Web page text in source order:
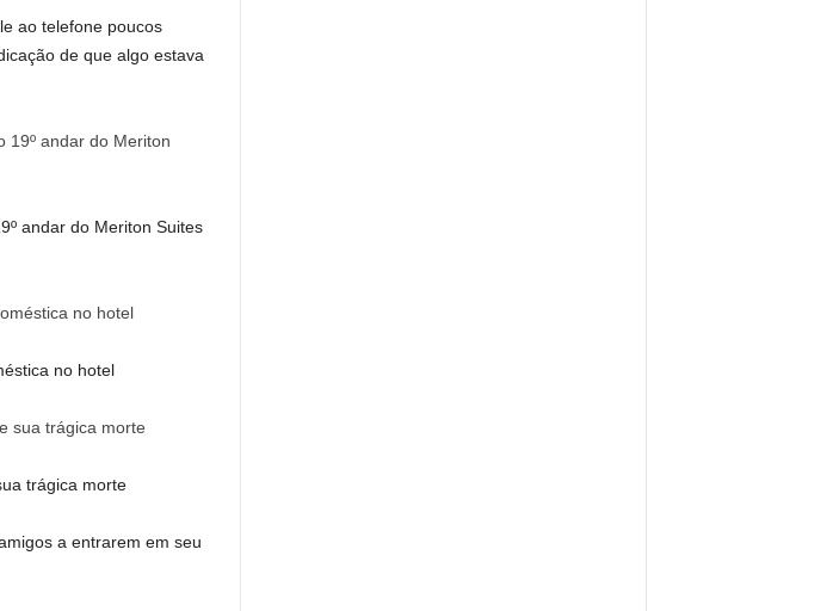
ao telefone poucos
de que algo estava
andar do Meriton Suites
no hotel
trágica morte
a entrarem em seu